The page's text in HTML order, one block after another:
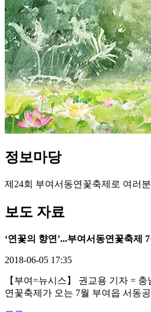
정보마당
제24회 부여서동연꽃축제로 여러
보도 자료
‘연꽃의 향연’...부여서동연꽃축제
2018-06-05 17:35
【부여=뉴시스】 권교용 기자 =
연꽃축제가 오는 7월 부여읍 서동